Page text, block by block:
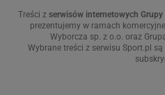
Treści z serwisów internetowych Grupy
prezentujemy w ramach
Wyborcza sp. z o.o. oraz
Wybrane treści z serwisu Sport.pl